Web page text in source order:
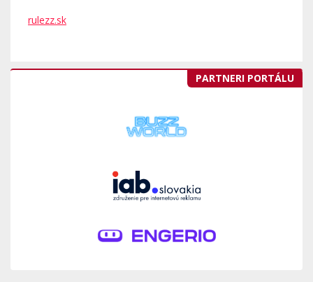
rulezz.sk
PARTNERI PORTÁLU